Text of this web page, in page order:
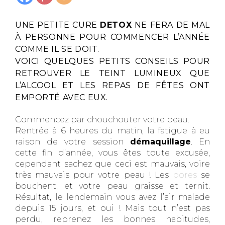
UNE PETITE CURE DETOX NE FERA DE MAL
À PERSONNE POUR COMMENCER L’ANNÉE
COMME IL SE DOIT.
VOICI QUELQUES PETITS CONSEILS POUR
RETROUVER LE TEINT LUMINEUX QUE
L’ALCOOL ET LES REPAS DE FÊTES ONT
EMPORTÉ AVEC EUX.
Commencez par chouchouter votre peau.
Rentrée à 6 heures du matin, la fatigue à eu
raison de votre session démaquillage. En
cette fin d’année, vous êtes toute excusée,
cependant sachez que ceci est mauvais, voire
très mauvais pour votre peau ! Les poresse
bouchent, et votre peau graisse et ternit.
Résultat, le lendemain vous avez l’air malade
depuis 15 jours, et oui ! Mais tout n’est pas
perdu, reprenez les bonnes habitudes,